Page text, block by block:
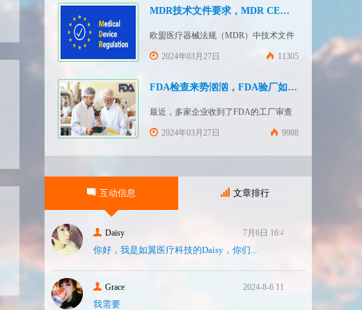
场。然而，想要在该国销售其设备的制
须在沙特阿拉伯获得其设备的授权。开
启沙特医疗器械上市合规业务，
块。F
MDR技术文件要求，MDR CE认证办理
欧盟医疗器械法规（MDR）中技术文件
的主要目的是证明医疗器械满足一般安
疗设备都必须提供技术文件。MDR附件
MDR技术文档结构：设备描述和规格，
2024年03月27日 11305
FDA检查来势汹汹，FDA验厂如何应对？
最近，多家企业收到了FDA的工厂审查
通知，我们作为美代也收到了FDA要求
（MarcoRubio）联合8位参议员认为FDA
疏于检查中国和印度等美国以外的药械
制造商（尤其是医疗器械）并已危及美
国患者和美国国内厂商，因此联
2024年03月27日 9988
互动信息 文章排行
Daisy 7月6日 16:47
你好，我是如翼医疗科技的Daisy，你们...
Grace 2024-8-6 11:14
我需要